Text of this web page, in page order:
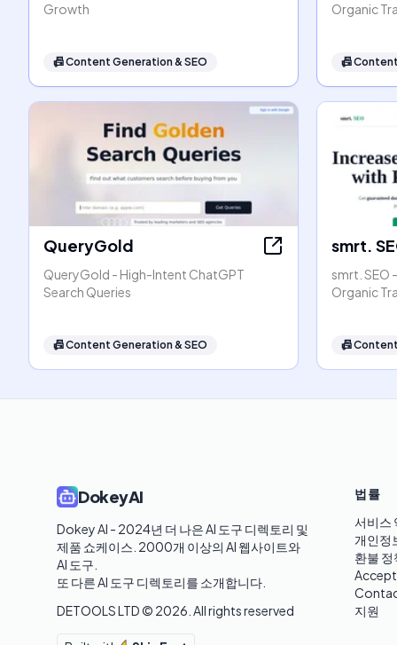
Growth
📠Content Generation & SEO
Organic
📠
QueryGold
QueryGold - High-Intent ChatGPT
Search Queries
📠Content Generation & SEO
smrt.
smrt. SEO
Organic
📠
DokeyAI
Dokey AI - 2024년 더 나은 AI 도구 디렉토리 및
제품 쇼케이스. 2000개 이상의 AI 웹사이트와
AI 도구.
또 다른 AI 도구 디렉토리를 소개합니다.
DETOOLS LTD © 2026 . All rights reserved
법률
서비스
개인정
환불 정
지원